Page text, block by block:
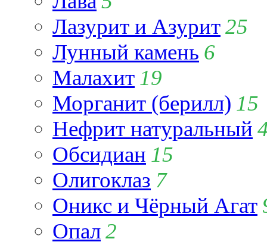
Лазурит и Азурит25
Лунный камень 6
Малахит 19
Морганит (берилл) 15
Нефрит натуральный
Обсидиан 15
Олигоклаз 7
Оникс и Чёрный Агат
Опал2